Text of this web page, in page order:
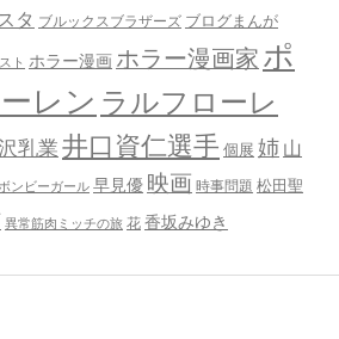
タ ブルックスブラザーズ ブログまんが
ト ホラー漫画 ホラー漫画家 ポ
レン ラルフローレ
乳業 井口資仁選手 個展 姉 山
ンビーガール 早見優 映画 時事問題 松田聖
異常筋肉ミッチの旅 花 香坂みゆき